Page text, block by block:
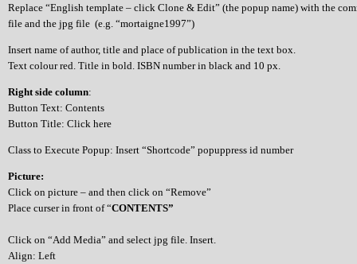
Replace “English template – click Clone & Edit” (the popup name) with the
file and the jpg file (e.g. “mortaigne1997”)
Insert name of author, title and place of publication in the text box.
Text colour red. Title in bold. ISBN number in black and 10 px.
Right side column:
Button Text: Contents
Button Title: Click here
Class to Execute Popup: Insert “Shortcode” popuppress id number
Picture:
Click on picture – and then click on “Remove”
Place curser in front of “CONTENTS”
Click on “Add Media” and select jpg file. Insert.
Align: Left